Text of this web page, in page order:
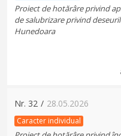
Proiect de hotărâre privind
de salubrizare privind
Hunedoara
Nr. 32 / 28.05.2026
Caracter individual